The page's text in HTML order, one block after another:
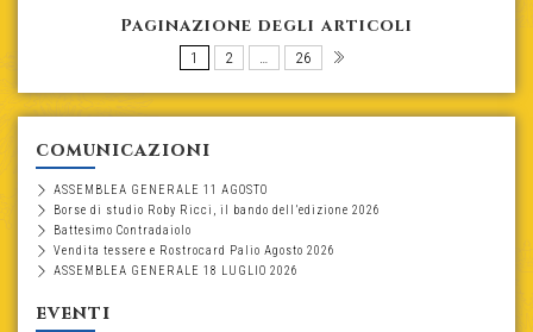
Paginazione degli articoli
1 2 … 26
comunicazioni
ASSEMBLEA GENERALE 11 AGOSTO
Borse di studio Roby Ricci, il bando dell’edizione 2026
Battesimo Contradaiolo
Vendita tessere e Rostrocard Palio Agosto 2026
ASSEMBLEA GENERALE 18 LUGLIO 2026
eventi